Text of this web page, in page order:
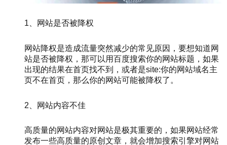
1、网站是否被降权
网站降权是造成流量突然减少的常见原因，要想知道网
站是否被降权，那可以用百度搜索你的网站标题，如果
出现的结果在首页找不到，或者是site:你的网站域名主
页不在首页，那么你的网站可能被降权了。
2、网站内容不佳
高质量的网站内容对网站是极其重要的，如果网站经常
发布一些高质量的原创文章，就会增加搜索引擎对网站